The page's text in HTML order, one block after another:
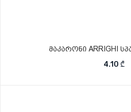
მაკარონი ARRIGHI
4.10 ₾